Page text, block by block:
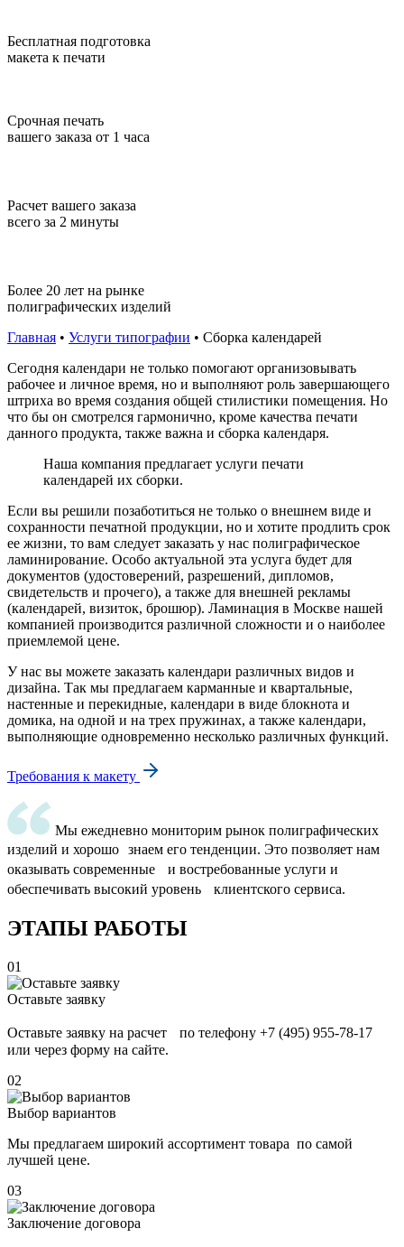
Бесплатная подготовка
макета к печати
Срочная печать
вашего заказа от 1 часа
Расчет вашего заказа
всего за 2 минуты
Более 20 лет на рынке
полиграфических изделий
Главная • Услуги типографии • Сборка календарей
Сегодня календари не только помогают организовывать
рабочее и личное время, но и выполняют роль завершающего
штриха во время создания общей стилистики помещения. Но
что бы он смотрелся гармонично, кроме качества печати
данного продукта, также важна и сборка календаря.
Наша компания предлагает услуги печати
календарей их сборки.
Если вы решили позаботиться не только о внешнем виде и
сохранности печатной продукции, но и хотите продлить срок
ее жизни, то вам следует заказать у нас полиграфическое
ламинирование. Особо актуальной эта услуга будет для
документов (удостоверений, разрешений, дипломов,
свидетельств и прочего), а также для внешней рекламы
(календарей, визиток, брошюр). Ламинация в Москве нашей
компанией производится различной сложности и о наиболее
приемлемой цене.
У нас вы можете заказать календари различных видов и
дизайна. Так мы предлагаем карманные и квартальные,
настенные и перекидные, календари в виде блокнота и
домика, на одной и на трех пружинах, а также календари,
выполняющие одновременно несколько различных функций.
Требования к макету
Мы ежедневно мониторим рынок полиграфических
изделий и хорошо знаем его тенденции. Это позволяет нам
оказывать современные и востребованные услуги и
обеспечивать высокий уровень клиентского сервиса.
ЭТАПЫ РАБОТЫ
01
Оставьте заявку
Оставьте заявку на расчет по телефону +7 (495) 955-78-17
или через форму на сайте.
02
Выбор вариантов
Мы предлагаем широкий ассортимент товара по самой
лучшей цене.
03
Заключение договора